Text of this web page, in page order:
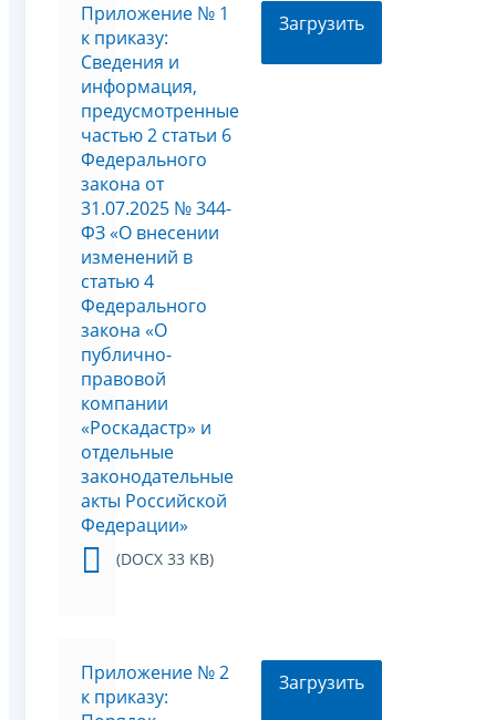
Приложение № 1
к приказу:
Сведения и
информация,
предусмотренные
частью 2 статьи 6
Федерального
закона от
31.07.2025 № 344-
ФЗ «О внесении
изменений в
статью 4
Федерального
закона «О
публично-
правовой
компании
«Роскадастр» и
отдельные
законодательные
акты Российской
Федерации»
(DOCX 33 KB)
Загрузить
Приложение № 2
к приказу:
Загрузить